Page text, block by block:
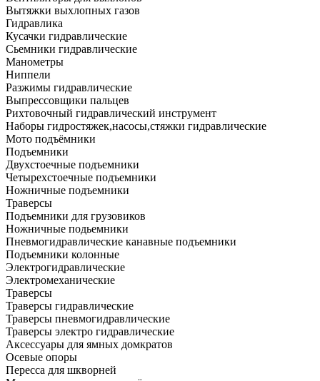
Вытяжки выхлопных газов
Гидравлика
Кусачки гидравлические
Сьемники гидравлические
Манометры
Ниппели
Разжимы гидравлические
Выпрессовщики пальцев
Рихтовочный гидравлический инструмент
Наборы гидростяжек,насосы,стяжки гидравлические
Мото подъёмники
Подъемники
Двухстоечные подъемники
Четырехстоечные подъемники
Ножничные подъемники
Траверсы
Подъемники для грузовиков
Ножничные подьемники
Пневмогидравлические канавные подъемники
Подъемники колонные
Электрогидравлические
Электромеханические
Траверсы
Траверсы гидравлические
Траверсы пневмогидравлические
Траверсы электро гидравлические
Аксессуары для ямных домкратов
Осевые опоры
Пересса для шкворней